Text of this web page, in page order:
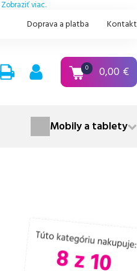
Zobraziť viac.
Doprava a platba Kontakt
0 0,00 €
Mobily a tablety